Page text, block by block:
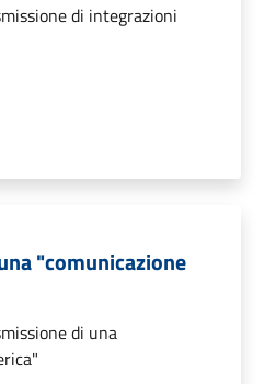
di integrazioni
"comunicazione
di una